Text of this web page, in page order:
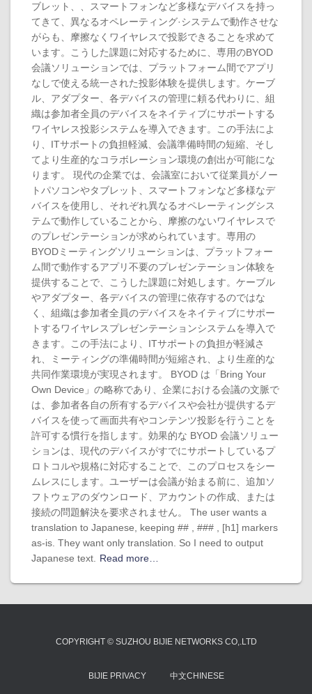
ブレット、、スマートフォンなど多様なデバイスを持っ
てきて、異なるオペレーティング·システムで動作させな
がらも、摩擦なくワイヤレスで投影できることを求めて
います。こうした課題に対応するために、専用のBYOD
会議ソリューションでは、プラットフォーム間でアプリ
なしで使える統一された投影体験を提供します。ケーブ
ル、アダプター、各デバイスの管理に頼る代わりに、組
織は参加者全員のデバイスをネイティブにサポートする
ワイヤレス投影システムを導入できます。この手法によ
り、ITサポートの負担軽減、会議準備時間の短縮、そし
てより生産的なコラボレーション環境の創出が可能にな
ります。 現代の企業では、会議室において従業員がノー
トパソコンやタブレット、スマートフォンなど多様なデ
バイスを使用し、それぞれ異なるオペレーティングシス
テムで動作していることから、摩擦のないワイヤレスで
のプレゼンテーションが求められています。専用の
BYODミーティングソリューションは、プラットフォー
ム間で動作するアプリ不要のプレゼンテーション体験を
提供することで、こうした課題に対処します。ケーブル
やアダプター、各デバイスの管理に依存するのではな
く、組織は参加者全員のデバイスをネイティブにサポー
トするワイヤレスプレゼンテーションシステムを導入で
きます。この手法により、ITサポートの負担が軽減さ
れ、ミーティングの準備時間が短縮され、より生産的な
共同作業環境が実現されます。 BYOD は「Bring Your
Own Device」の略称であり、企業における会議の文脈で
は、参加者各自の所有するデバイスや会社が提供するデ
バイスを使って画面共有やコンテンツ投影を行うことを
許可する慣行を指します。効果的な BYOD 会議ソリュー
ションは、現代のデバイスがすでにサポートしているプ
ロトコルや規格に対応することで、このプロセスをシー
ムレスにします。ユーザーは会議が始まる前に、追加ソ
フトウェアのダウンロード、アカウントの作成、または
接続の問題解決を要求されません。 The user wants a
translation to Japanese, keeping ## , ### , [h1] markers
as-is. They want only translation. So I need to output
Japanese text.
Read more…
COPYRIGHT © SUZHOU BIJIE NETWORKS CO,.LTD
BIJIE PRIVACY 中文CHINESE